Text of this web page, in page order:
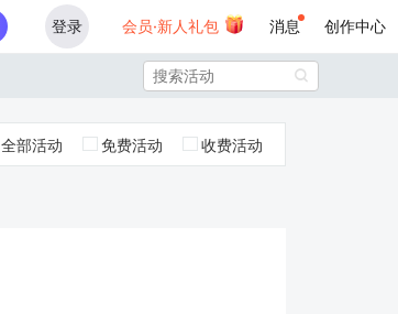
登录 会员·新人礼包 消息 创作中心

全部活动 免费活动 收费活动